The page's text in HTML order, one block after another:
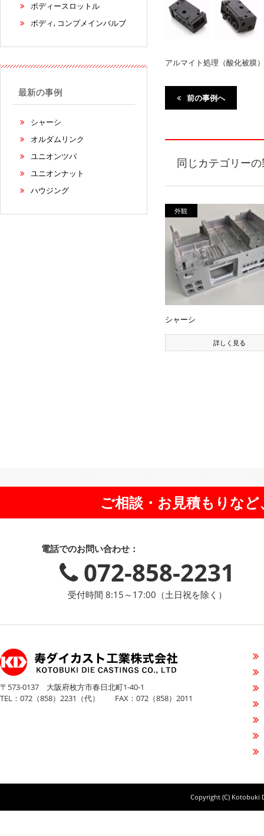
アルマイト処理（酸化被膜
前の事例へ
同じカテゴリー
外観
シャーシ
詳しく見る
ボディースロットル
ボディ, コンプメインバルブ
最新の事例
シャーシ
オルダムリンク
ユニオンツバ
ユニオンナット
ハウジング
ご相談・お見積もりな
電話でのお問い合わせ：
072-858-2231
受付時間 8:15～17:00（土日祝を除く）
〒573-0137 大阪府枚方市春日北町1-40-1
TEL：072（858）2231（代） FAX：072（858）2011
Copyright (C) Kotobuki